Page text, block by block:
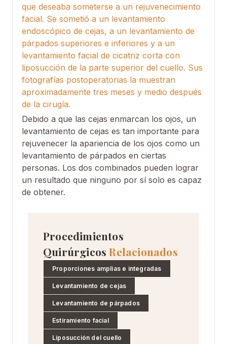
que deseaba someterse a un rejuvenecimiento
facial. Se sometió a un levantamiento
endoscópico de cejas, a un levantamiento de
párpados superiores e inferiores y a un
levantamiento facial de cicatriz corta con
liposucción de la parte superior del cuello. Sus
fotografías postoperatorias la muestran
aproximadamente tres meses y medio después
de la cirugía.
Debido a que las cejas enmarcan los ojos, un
levantamiento de cejas es tan importante para
rejuvenecer la apariencia de los ojos como un
levantamiento de párpados en ciertas
personas. Los dos combinados pueden lograr
un resultado que ninguno por sí solo es capaz
de obtener.
Procedimientos
Quirúrgicos Relacionados
Proporciones amplias e integradas
Levantamiento de cejas
Levantamiento de párpados
Estiramiento facial
Liposucción del cuello